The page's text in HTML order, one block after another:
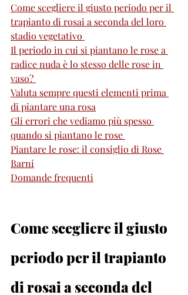
Come scegliere il giusto periodo per il
trapianto di rosai a seconda del loro
stadio vegetativo
Il periodo in cui si piantano le rose a
radice nuda è lo stesso delle rose in
vaso?
Valuta sempre questi elementi prima
di piantare una rosa
Gli errori che vediamo più spesso
quando si piantano le rose
Piantare le rose: il consiglio di Rose
Barni
Domande frequenti
Come scegliere il giusto
periodo per il trapianto
di rosai a seconda del